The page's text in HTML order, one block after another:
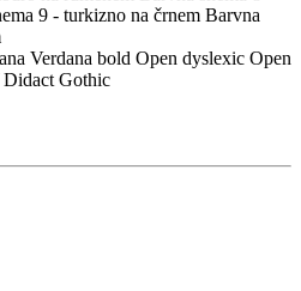
9 - turkizno na črnem Barvna
Verdana bold Open dyslexic Open
Gothic